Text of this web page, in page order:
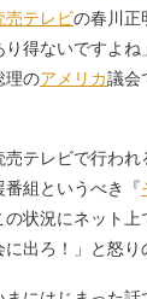
売テレビの春川正
り得ないですよ
理のアメリカ議会
売テレビで行われ
組というべき『
状況にネット
出ろ！」と怒り